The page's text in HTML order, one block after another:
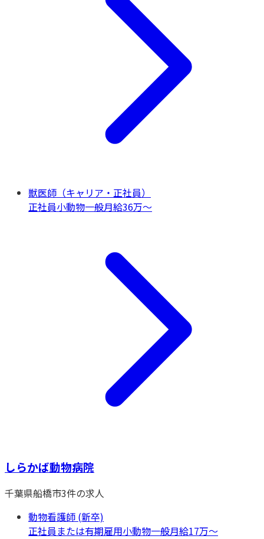
獣医師（キャリア・正社員）
正社員小動物一般月給36万〜
しらかば動物病院
千葉県船橋市3件の求人
動物看護師 (新卒)
正社員または有期雇用小動物一般月給17万〜